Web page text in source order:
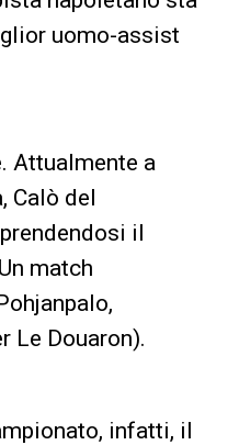
uomo-assist
Attualmente a
Calò del
il
match
Le Douaron).
infatti, il